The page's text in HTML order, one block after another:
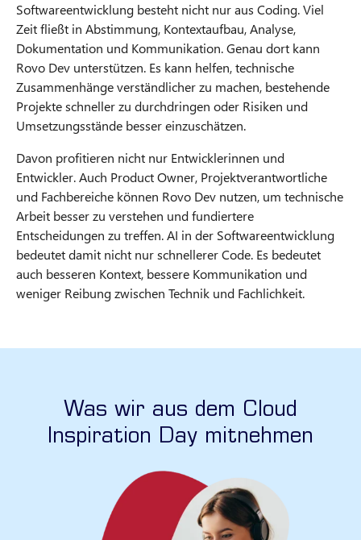
Softwareentwicklung besteht nicht nur aus Coding. Viel
Zeit fließt in Abstimmung, Kontextaufbau, Analyse,
Dokumentation und Kommunikation. Genau dort kann
Rovo Dev unterstützen. Es kann helfen, technische
Zusammenhänge verständlicher zu machen, bestehende
Projekte schneller zu durchdringen oder Risiken und
Umsetzungsstände besser einzuschätzen.
Davon profitieren nicht nur Entwicklerinnen und
Entwickler. Auch Product Owner, Projektverantwortliche
und Fachbereiche können Rovo Dev nutzen, um technische
Arbeit besser zu verstehen und fundiertere
Entscheidungen zu treffen. AI in der Softwareentwicklung
bedeutet damit nicht nur schnellerer Code. Es bedeutet
auch besseren Kontext, bessere Kommunikation und
weniger Reibung zwischen Technik und Fachlichkeit.
Was wir aus dem Cloud
Inspiration Day mitnehmen